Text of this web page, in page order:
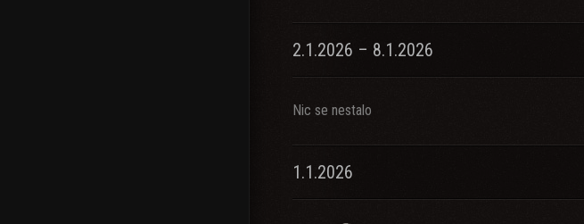
2.1.2026 – 8.1.2026
Nic se nestalo
1.1.2026